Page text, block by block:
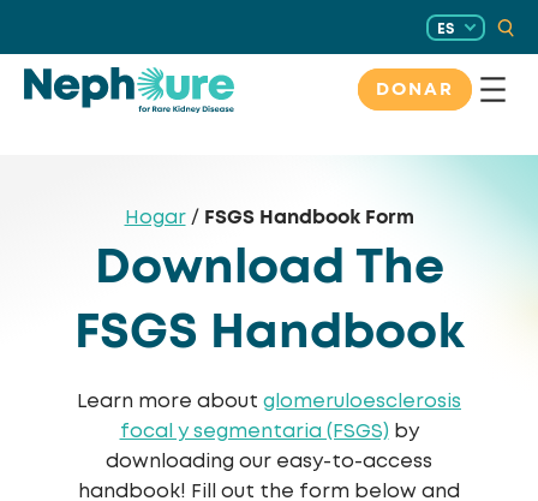
contenido
ES
DONAR
Hogar/ FSGS Handbook Form
Download The
FSGS Handbook
Learn more about glomeruloesclerosis
focal y segmentaria (FSGS) by
downloading our easy-to-access
handbook! Fill out the form below and